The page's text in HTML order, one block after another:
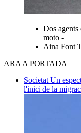
Dos agents
moto -
Aina Font
ARA A PORTADA
Societat Un
l'inici de la